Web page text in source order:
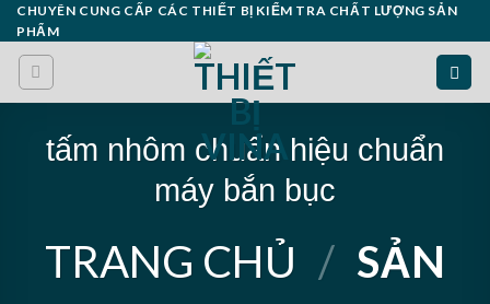
Skip
to
content
CHUYÊN CUNG CẤP CÁC THIẾT BỊ KIỂM TRA CHẤT LƯỢNG SẢN
PHẨM
tấm nhôm chuẩn hiệu chuẩn
máy bắn bục
TRANG CHỦ / SẢN